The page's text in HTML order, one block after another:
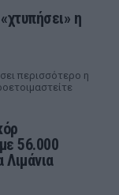
η
περισσότερο η
56.000
Λιμάνια